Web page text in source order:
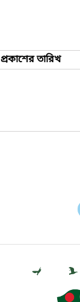
প্রকাশের তারিখ